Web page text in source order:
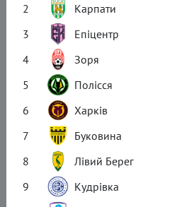
2
Карпати
3
Епіцентр
4
Зоря
5
Полісся
6
Харків
7
Буковина
8
Лівий Берег
9
Кудрівка